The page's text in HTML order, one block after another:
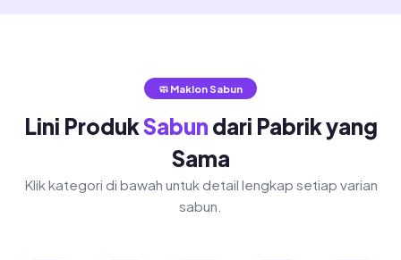
🧼 Maklon Sabun
Lini ProdukSabun dari Pabrik yang
Sama
Klik kategori di bawah untuk detail lengkap setiap varian
sabun.